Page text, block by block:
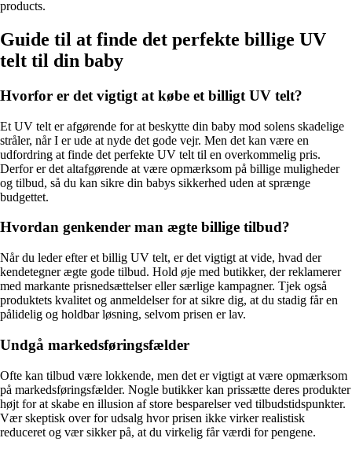
products.
Guide til at finde det perfekte billige UV
telt til din baby
Hvorfor er det vigtigt at købe et billigt UV telt?
Et UV telt er afgørende for at beskytte din baby mod solens skadelige
stråler, når I er ude at nyde det gode vejr. Men det kan være en
udfordring at finde det perfekte UV telt til en overkommelig pris.
Derfor er det altafgørende at være opmærksom på billige muligheder
og tilbud, så du kan sikre din babys sikkerhed uden at sprænge
budgettet.
Hvordan genkender man ægte billige tilbud?
Når du leder efter et billig UV telt, er det vigtigt at vide, hvad der
kendetegner ægte gode tilbud. Hold øje med butikker, der reklamerer
med markante prisnedsættelser eller særlige kampagner. Tjek også
produktets kvalitet og anmeldelser for at sikre dig, at du stadig får en
pålidelig og holdbar løsning, selvom prisen er lav.
Undgå markedsføringsfælder
Ofte kan tilbud være lokkende, men det er vigtigt at være opmærksom
på markedsføringsfælder. Nogle butikker kan prissætte deres produkter
højt for at skabe en illusion af store besparelser ved tilbudstidspunkter.
Vær skeptisk over for udsalg hvor prisen ikke virker realistisk
reduceret og vær sikker på, at du virkelig får værdi for pengene.